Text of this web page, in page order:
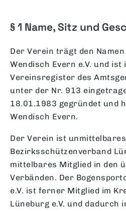
§ 1 Name, Sitz und
Der Verein trägt den
Wendisch Evern e.V. und ist
Vereinsregister des
unter der Nr. 913
18.01.1983 gegründet und
Wendisch Evern.
Der Verein ist
Bezirksschützenverband
mittelbares Mitglied in den
Verbänden. Der
e.V. ist ferner Mitglied im
Lüneburg e.V. und dadurch